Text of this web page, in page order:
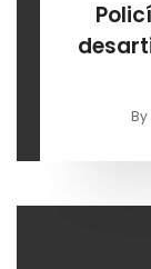
By